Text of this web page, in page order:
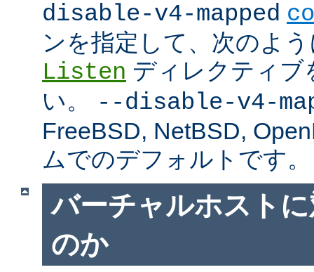
disable-v4-mapped
ンを指定して、次のよ
Listen ディレクティブ
い。
--disable-v4-
FreeBSD, NetBSD,
ムでのデフォルトです。
バーチャルホスト
のか